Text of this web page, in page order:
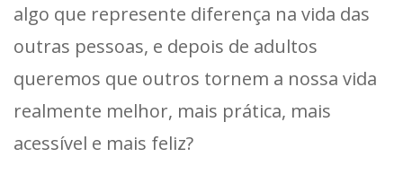
algo que represente diferença na vida das
outras pessoas, e depois de adultos
queremos que outros tornem a nossa vida
realmente melhor, mais prática, mais
acessível e mais feliz?